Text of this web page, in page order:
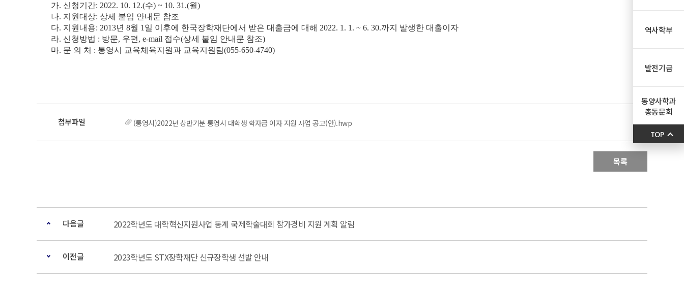
가. 신청기간: 2022. 10. 12.(수) ~ 10. 31.(월)
나. 지원대상: 상세 붙임 안내문 참조
다. 지원내용: 2013년 8월 1일 이후에 한국장학재단에서 받은 대출금에 대해 2022. 1. 1. ~ 6. 30.까지
발생한 대출이자
라. 신청방법 : 방문, 우편, e-mail 접수(상세 붙임 안내문 참조)
마. 문 의 처 : 통영시 교육체육지원과 교육지원팀(055-650-4740)
(통영시)2022년 상반기분 통영시 대학생 학자금 이자 지원 사업 공고(안).hwp
목록
다음글 2022학년도 대학혁신지원사업 동계 국제학술대회 참가경비 지원 계획 알림
이전글 2023학년도 STX장학재단 신규장학생 선발 안내
역사학부
발전기금
동양사학과
총동문회
TOP